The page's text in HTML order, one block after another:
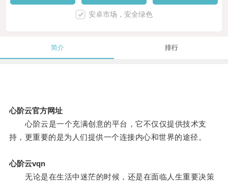
安卓市场，安全绿色
简介 排行
心阶云官方网址
心阶云是一个充满创意的平台，它不仅仅提供技术支
持，更重要的是为人们提供一个连接内心和世界的途径。
心阶云vqn
无论是在生活中迷茫的时候，还是在面临人生重要决策